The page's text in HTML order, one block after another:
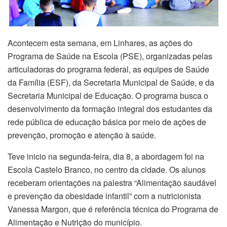
Acontecem esta semana, em Linhares, as ações do
Programa de Saúde na Escola (PSE), organizadas pelas
articuladoras do programa federal, as equipes de Saúde
da Família (ESF), da Secretaria Municipal de Saúde, e da
Secretaria Municipal de Educação. O programa busca o
desenvolvimento da formação integral dos estudantes da
rede pública de educação básica por meio de ações de
prevenção, promoção e atenção à saúde.
Teve inicio na segunda-feira, dia 8, a abordagem foi na
Escola Castelo Branco, no centro da cidade. Os alunos
receberam orientações na palestra “Alimentação saudável
e prevenção da obesidade infantil” com a nutricionista
Vanessa Margon, que é referência técnica do Programa de
Alimentação e Nutrição do município.